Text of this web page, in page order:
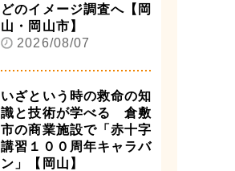
どのイメージ調査へ【岡
山・岡山市】
2026/08/07
いざという時の救命の知
識と技術が学べる 倉敷
市の商業施設で「赤十字
講習１００周年キャラバ
ン」【岡山】